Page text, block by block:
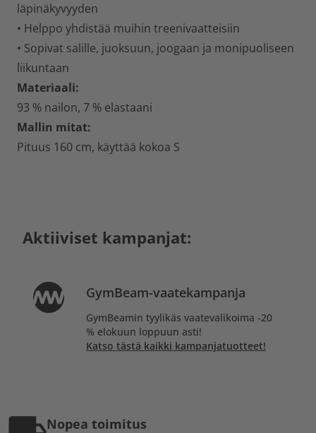
läpinäkyvyyden
• Helppo yhdistää muihin treenivaatteisiin
• Sopivat salille, juoksuun, joogaan ja monipuoliseen
liikuntaan
Materiaali:
93 % nailon, 7 % elastaani
Mallin mitat:
Pituus 160 cm, käyttää kokoa S
Aktiiviset kampanjat:
GymBeam-vaatekampanja
GymBeamin tyylikäs vaatevalikoima -20
% elokuun loppuun asti!
Katso tästä kaikki kampanjatuotteet!
Nopea toimitus